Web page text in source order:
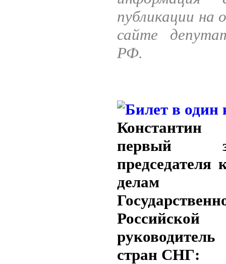
публикации на
сайте
РФ.
первый
председателя
Российской
стран СНГ: